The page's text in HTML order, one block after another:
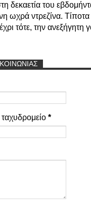
δεκαετία του
ωχρά ντρεζίνα. Τίποτα
τότε, την ανεξήγητη
*